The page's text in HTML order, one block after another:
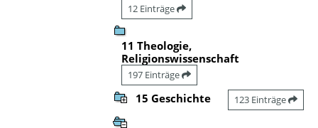
12 Einträge
11 Theologie,
Religionswissenschaft
197 Einträge
15 Geschichte 123 Einträge